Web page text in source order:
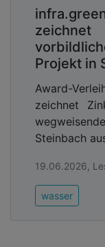
Projekt in
Award-
zeichnet
Steinbach
19.06.2026,
wasser